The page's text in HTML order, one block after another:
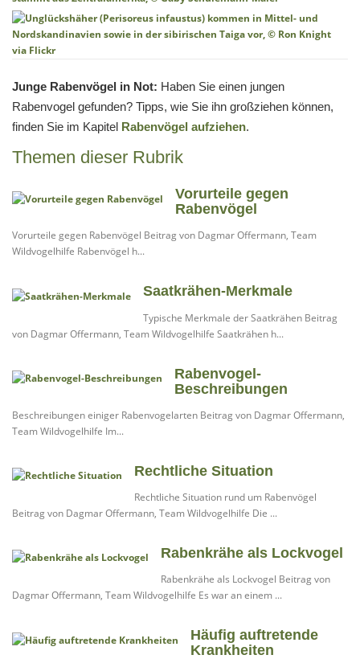
Junge Rabenvögel in Not: Haben Sie einen jungen
Rabenvogel gefunden? Tipps, wie Sie ihn großziehen können,
finden Sie im Kapitel Rabenvögel aufziehen.
Themen dieser Rubrik
Vorurteile gegen
Rabenvögel
Vorurteile gegen Rabenvögel Beitrag von Dagmar Offermann, Team
Wildvogelhilfe Rabenvögel h...
Saatkrähen-Merkmale
Typische Merkmale der Saatkrähen Beitrag
von Dagmar Offermann, Team Wildvogelhilfe Saatkrähen h...
Rabenvogel-
Beschreibungen
Beschreibungen einiger Rabenvogelarten Beitrag von Dagmar Offermann,
Team Wildvogelhilfe Im...
Rechtliche Situation
Rechtliche Situation rund um Rabenvögel
Beitrag von Dagmar Offermann, Team Wildvogelhilfe Die ...
Rabenkrähe als Lockvogel
Rabenkrähe als Lockvogel Beitrag von
Dagmar Offermann, Team Wildvogelhilfe Es war an einem ...
Häufig auftretende
Krankheiten